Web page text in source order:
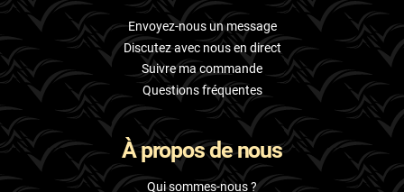
Envoyez-nous un message
Discutez avec nous en direct
Suivre ma commande
Questions fréquentes
À propos de nous
Qui sommes-nous ?